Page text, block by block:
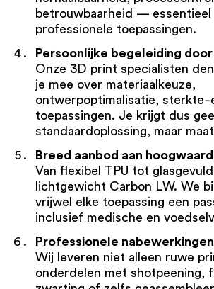
betrouwbaarheid — essentieel
professionele toepassingen.
Persoonlijke begeleiding
Onze 3D print specialisten
je mee over materiaalkeuze,
ontwerpoptimalisatie,
toepassingen. Je krijgt dus
standaardoplossing, maar
Breed aanbod aan
Van flexibel TPU tot glasgevuld
lichtgewicht Carbon LW. We
vrijwel elke toepassing een
inclusief medische en
Professionele
Wij leveren niet alleen ruwe
onderdelen met shotpeening,